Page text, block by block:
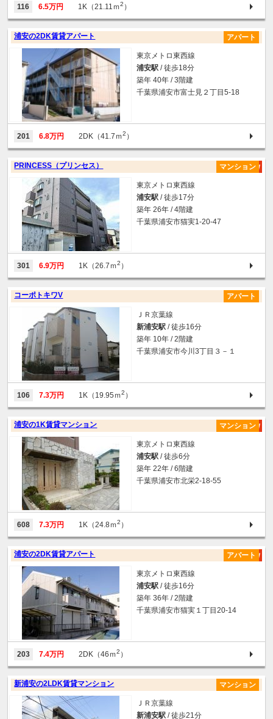
116 6.5万円 1K（21.11ｍ2 ）
浦安の2DK賃貸アパート アパート
東京メトロ東西線
浦安駅 / 徒歩18分
築年 40年 / 3階建
千葉県浦安市富士見２丁目5-18
201 6.8万円 2DK（41.7ｍ2 ）
PRINCESS（プリンセス） マンション
東京メトロ東西線
浦安駅 / 徒歩17分
築年 26年 / 4階建
千葉県浦安市猫実1-20-47
301 6.9万円 1K（26.7ｍ2 ）
コーポトキワV アパート
ＪＲ京葉線
新浦安駅 / 徒歩16分
築年 10年 / 2階建
千葉県浦安市今川3丁目３－１
106 7.3万円 1K（19.95ｍ2 ）
浦安の1K賃貸マンション マンション
東京メトロ東西線
浦安駅 / 徒歩6分
築年 22年 / 6階建
千葉県浦安市北栄2-18-55
608 7.3万円 1K（24.8ｍ2 ）
浦安の2DK賃貸アパート アパート
東京メトロ東西線
浦安駅 / 徒歩16分
築年 36年 / 2階建
千葉県浦安市猫実１丁目20-14
203 7.4万円 2DK（46ｍ2 ）
新浦安の2LDK賃貸マンション マンション
ＪＲ京葉線
新浦安駅 / 徒歩21分